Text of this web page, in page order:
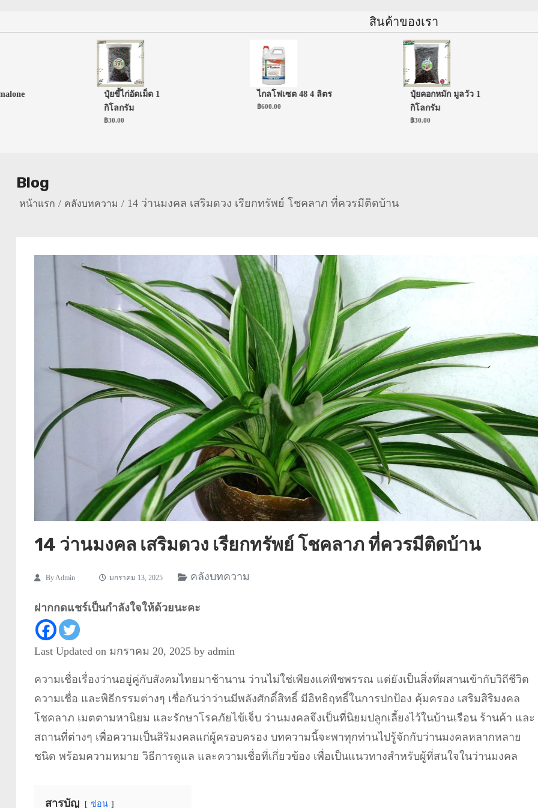
สินค้าของเรา
ปุ๋ยขี้ไก่อัดเม็ด 1
กิโลกรัม
30.00
ไกลโฟเซต 48 4 ลิตร
600.00
ปุ๋ยคอกหมัก มูลวัว 1
กิโลกรัม
30.00
Blog
หน้าแรก คลังบทความ 14 ว่านมงคล เสริมดวง เรียกทรัพย์ โชคลาภ ที่ควรมีติดบ้าน
14 ว่านมงคล เสริมดวง เรียกทรัพย์ โชคลาภ ที่ควรมีติดบ้าน
By Admin มกราคม 13, 2025 คลังบทความ
ฝากกดแชร์เป็นกำลังใจให้ด้วยนะคะ
Last Updated on มกราคม 20, 2025 by admin
ความเชื่อเรื่องว่านอยู่คู่กับสังคมไทยมาช้านาน ว่านไม่ใช่เพียงแค่พืชพรรณ แต่ยังเป็นสิ่งที่ผสานเข้ากับวิถีชีวิต
ความเชื่อ และพิธีกรรมต่างๆ เชื่อกันว่าว่านมีพลังศักดิ์สิทธิ์ มีอิทธิฤทธิ์ในการปกป้อง คุ้มครอง เสริมสิริมงคล
โชคลาภ เมตตามหานิยม และรักษาโรคภัยไข้เจ็บ ว่านมงคลจึงเป็นที่นิยมปลูกเลี้ยงไว้ในบ้านเรือน ร้านค้า และ
สถานที่ต่างๆ เพื่อความเป็นสิริมงคลแก่ผู้ครอบครอง บทความนี้จะพาทุกท่านไปรู้จักกับว่านมงคลหลากหลาย
ชนิด พร้อมความหมาย วิธีการดูแล และความเชื่อที่เกี่ยวข้อง เพื่อเป็นแนวทางสำหรับผู้ที่สนใจในว่านมงคล
สารบัญ ซ่อน